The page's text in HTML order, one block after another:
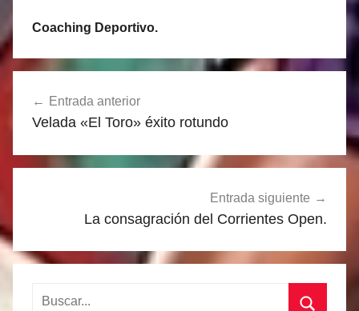
Coaching Deportivo.
de
Entrada anterior
Velada «El Toro» éxito rotundo
Entrada siguiente
La consagración del Corrientes Open.
Buscar: